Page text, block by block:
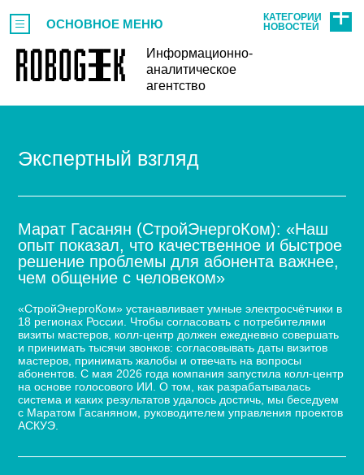
Информационно-
аналитическое
агентство
ОСНОВНОЕ МЕНЮ
КАТЕГОРИИ
НОВОСТЕЙ
Экспертный взгляд
Марат Гасанян (СтройЭнергоКом): «Наш
опыт показал, что качественное и быстрое
решение проблемы для абонента важнее,
чем общение с человеком»
«СтройЭнергоКом» устанавливает умные электросчётчики в
18 регионах России. Чтобы согласовать с потребителями
визиты мастеров, колл-центр должен ежедневно совершать
и принимать тысячи звонков: согласовывать даты визитов
мастеров, принимать жалобы и отвечать на вопросы
абонентов. С мая 2026 года компания запустила колл-центр
на основе голосового ИИ. О том, как разрабатывалась
система и каких результатов удалось достичь, мы беседуем
с Маратом Гасаняном, руководителем управления проектов
АСКУЭ.